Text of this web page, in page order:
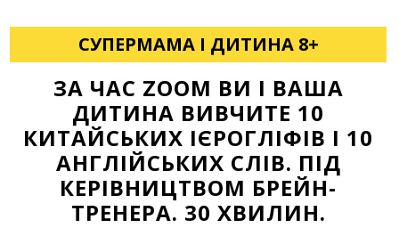
СУПЕРМАМА І ДИТИНА 8+
ЗА ЧАС ZOOM ВИ І ВАША
ДИТИНА ВИВЧИТЕ 10
КИТАЙСЬКИХ ІЄРОГЛІФІВ І 10
АНГЛІЙСЬКИХ СЛІВ. ПІД
КЕРІВНИЦТВОМ БРЕЙН-
ТРЕНЕРА. 30 ХВИЛИН.